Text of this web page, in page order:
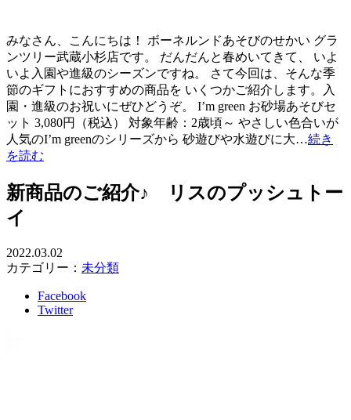
みなさん、こんにちは！ ボーネルンドあそびのせかい グラ
ンツリー武蔵小杉店です。 だんだんと春めいてきて、 いよ
いよ入園や進級のシーズンですね。 さて今回は、そんな季
節のギフトにおすすめの商品を いくつかご紹介します。入
園・進級のお祝いにぜひどうぞ。 I’m green お砂場あそびセ
ット 3,080円（税込） 対象年齢：2歳頃～ やさしい色合いが
人気のI’m greenのシリーズから 砂遊びや水遊びに大…続き
を読む
新商品のご紹介♪ リスのプッシュトー
イ
2022.03.02
カテゴリー： 未分類
Facebook
Twitter